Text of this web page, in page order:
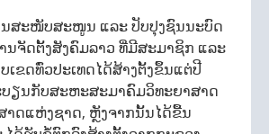
ສະໜັບສະໜູນ ແລະ ປັບປຸງຊົນນະບົດ
ນຈັດຕັ້ງສັງຄົມລາວ ທີ່ມີສະມາຊິກ ແລະ
ເຂດທົ່ວປະເທດໄດ້ສ້າງຕັ້ງຂຶ້ນແຕ່ປີ
ບຽນກັບສະຫະສະມາຄົມວິທະຍາສາດ
າດແຫ່ງຊາດ, ຫຼັງຈາກນັ້ນໄດ້ຂື້ນ